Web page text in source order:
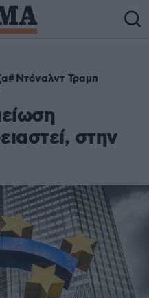
Ντόναλντ Τραμπ
στην